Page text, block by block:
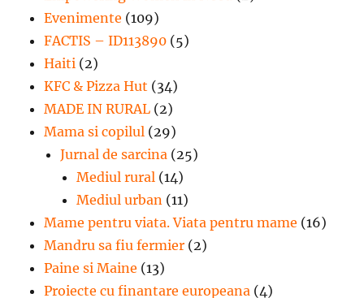
Evenimente (109)
FACTIS – ID113890 (5)
Haiti (2)
KFC & Pizza Hut (34)
MADE IN RURAL (2)
Mama si copilul (29)
Jurnal de sarcina (25)
Mediul rural (14)
Mediul urban (11)
Mame pentru viata. Viata pentru mame (16)
Mandru sa fiu fermier (2)
Paine si Maine (13)
Proiecte cu finantare europeana (4)